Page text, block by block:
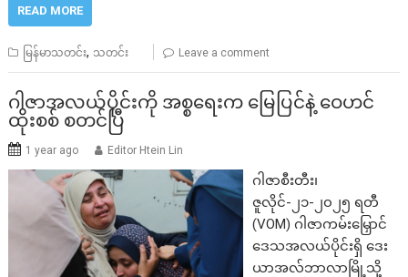
READ MORE
မြန်မာသတင်း, သတင်း Leave a comment
ဂါဇာအလယ်ပိုင်းကို အစ္စရေးက မြေပြင်နဲ့ ဝေဟင်
ထိုးစစ် စတင်ပြီ
1 year ago Editor Htein Lin
ဂါဇာစီးတီး၊
ဇူလိုင်-၂၁-၂၀၂၅ ရတီ
(VOM) ဂါဇာကမ်းမြှောင်
ဒေသအလယ်ပိုင်းရှိ ဒေး
ယာအလ်ဘာလာမြို့သို့